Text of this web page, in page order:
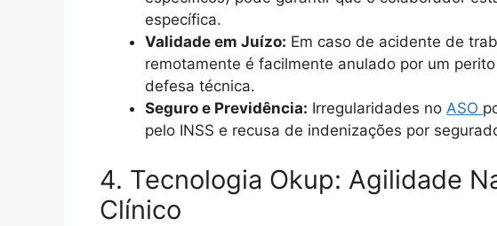
específica.
Validade em Juízo: Em caso de acidente de
remotamente é facilmente anulado por um
defesa técnica.
Seguro e Previdência: Irregularidades no ASO
pelo INSS e recusa de indenizações por
4. Tecnologia Okup: Agilidade
Clínico